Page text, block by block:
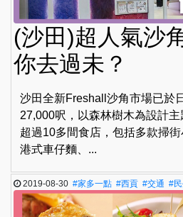
(沙田)超人氣沙
你去過未？
沙田全新Freshall沙角市場已於
27,000呎，以森林樹木為設計
超過10多間食店，包括多款掃街
港式車仔麵、...
2019-08-30#家多一點 #西貢 #交通 #